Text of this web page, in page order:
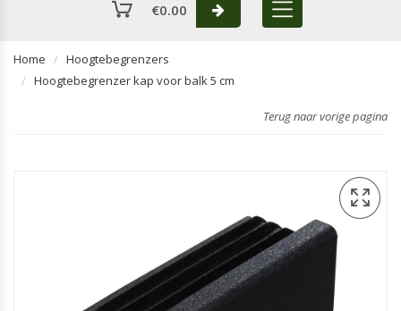
€0.00
Home
Hoogtebegrenzers
Hoogtebegrenzer kap voor balk 5 cm
Terug naar vorige pagina